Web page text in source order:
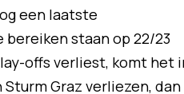
een laatste
bereiken staan op 22/23
offs verliest, komt het
Graz verliezen, dan